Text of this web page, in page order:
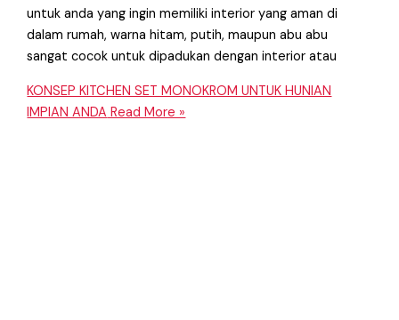
untuk anda yang ingin memiliki interior yang aman di
dalam rumah, warna hitam, putih, maupun abu abu
sangat cocok untuk dipadukan dengan interior atau
KONSEP KITCHEN SET MONOKROM UNTUK HUNIAN
IMPIAN ANDA Read More »